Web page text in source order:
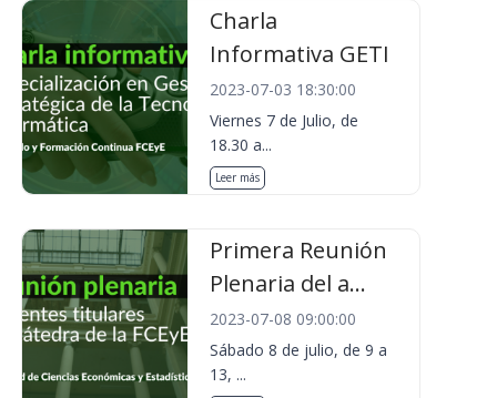
Charla
Informativa GETI
2023-07-03 18:30:00
Viernes 7 de Julio, de
18.30 a...
Leer más
Primera Reunión
Plenaria del a...
2023-07-08 09:00:00
Sábado 8 de julio, de 9 a
13, ...